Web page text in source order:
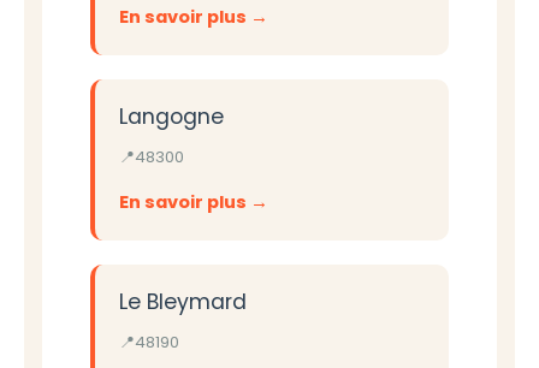
En savoir plus
Langogne
48300
En savoir plus
Le Bleymard
48190